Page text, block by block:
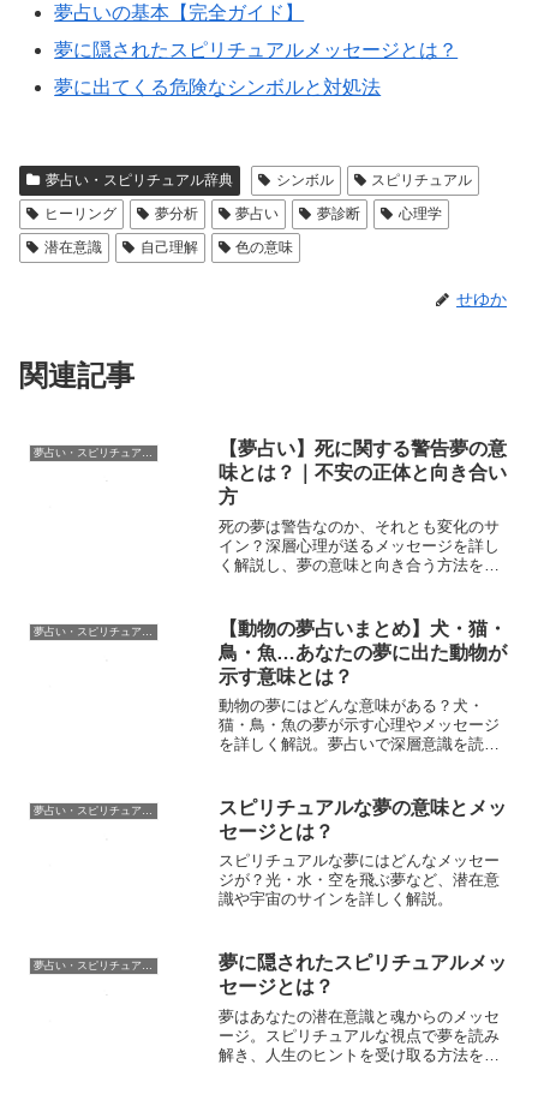
夢占いの基本【完全ガイド】
夢に隠されたスピリチュアルメッセージとは？
夢に出てくる危険なシンボルと対処法
夢占い・スピリチュアル辞典 シンボル
スピリチュアル
ヒーリング
夢分析 夢占い 夢診断
心理学
潜在意識
自己理解 色の意味
せゆか
関連記事
【夢占い】死に関する警告夢の意
味とは？｜不安の正体と向き合い
方
死の夢は警告なのか、それとも変化のサ
イン？深層心理が送るメッセージを詳し
く解説し、夢の意味と向き合う方法を紹
【動物の夢占いまとめ】犬・猫・
鳥・魚…あなたの夢に出た動物が
示す意味とは？
動物の夢にはどんな意味がある？犬・
猫・鳥・魚の夢が示す心理やメッセージ
を詳しく解説。夢占いで深層意識を読み
夢占い・スピリチュアル辞典
スピリチュアルな夢の意味とメッ
セージとは？
スピリチュアルな夢にはどんなメッセー
ジが？光・水・空を飛ぶ夢など、潜在意
識や宇宙のサインを詳しく解説。
夢占い・スピリチュアル辞典
夢に隠されたスピリチュアルメッ
セージとは？
夢はあなたの潜在意識と魂からのメッセ
ージ。スピリチュアルな視点で夢を読み
解き、人生のヒントを受け取る方法を詳